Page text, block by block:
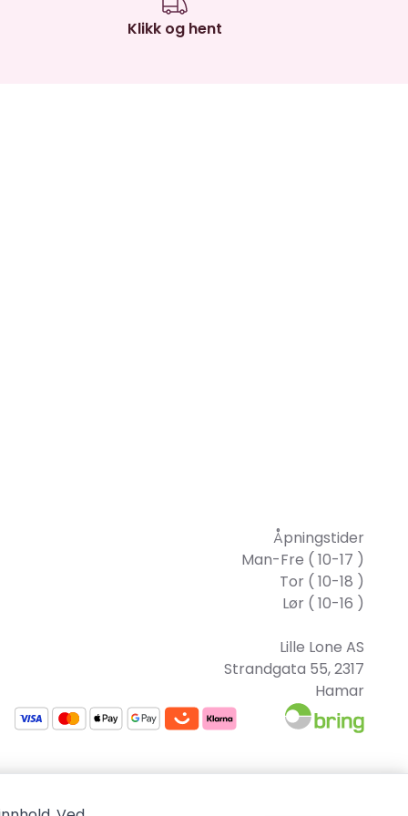
Klikk og hent
Åpningstider
Man-Fre ( 10-17 )
Tor ( 10-18 )
Lør ( 10-16 )
Lille Lone AS
Strandgata 55, 2317
Hamar